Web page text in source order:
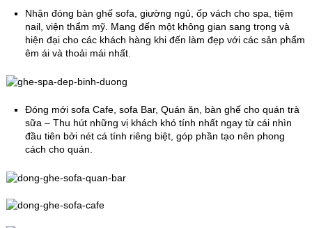
Nhận đóng bàn ghế sofa, giường ngủ, ốp vách cho spa, tiệm
nail, viện thẩm mỹ. Mang đến một không gian sang trọng và
hiện đại cho các khách hàng khi đến làm đẹp với các sản phẩm
êm ái và thoải mái nhất.
Đóng mới sofa Cafe, sofa Bar, Quán ăn, bàn ghế cho quán trà
sữa – Thu hút những vị khách khó tính nhất ngay từ cái nhìn
đầu tiên bởi nét cá tính riêng biệt, góp phần tạo nên phong
cách cho quán.